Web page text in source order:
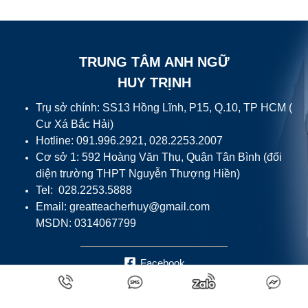
TRUNG TÂM ANH NGỮ
HUY TRỊNH
Trụ sở chính: SS13 Hồng Lĩnh, P15, Q.10, TP HCM (
Cư Xá Bắc Hải)
Hotline: 091.996.2921, 028.2253.2007
Cơ sở 1: 592 Hoàng Văn Thụ, Quận Tân Bình (đối
diện trường THPT Nguyễn Thượng Hiền)
Tel: 028.2253.5888
Email: greatteacherhuy@gmail.com
MSDN: 0314067799
Facebook